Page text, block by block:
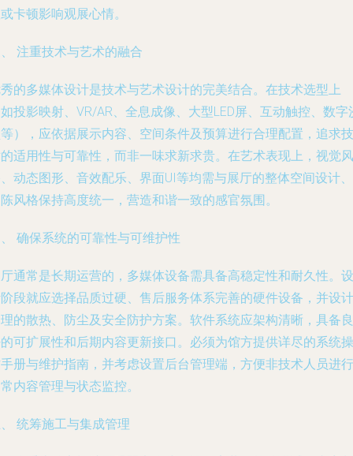
卡顿影响观展心情。
注重技术与艺术的融合
的多媒体设计是技术与艺术设计的完美结合。在技术选型上
投影映射、VR/AR、全息成像、大型LED屏、互动触控、数字
），应依据展示内容、空间条件及预算进行合理配置，追求技
适用性与可靠性，而非一味求新求贵。在艺术表现上，视觉风
动态图形、音效配乐、界面UI等均需与展厅的整体空间设计、
风格保持高度统一，营造和谐一致的感官氛围。
确保系统的可靠性与可维护性
通常是长期运营的，多媒体设备需具备高稳定性和耐久性。设
段就应选择品质过硬、售后服务体系完善的硬件设备，并设计
的散热、防尘及安全防护方案。软件系统应架构清晰，具备良
可扩展性和后期内容更新接口。必须为馆方提供详尽的系统操
册与维护指南，并考虑设置后台管理端，方便非技术人员进行
内容管理与状态监控。
统筹施工与集成管理